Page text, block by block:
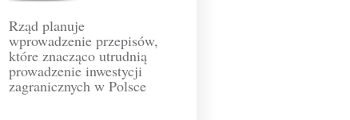
Rząd planuje
wprowadzenie przepisów,
które znacząco utrudnią
prowadzenie inwestycji
zagranicznych w Polsce